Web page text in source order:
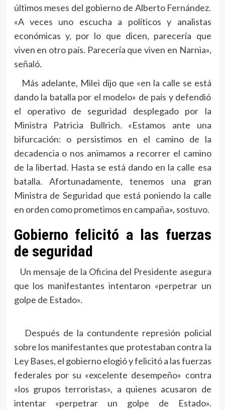
últimos meses del gobierno de Alberto Fernández.
«A veces uno escucha a políticos y analistas
económicas y, por lo que dicen, parecería que
viven en otro país. Parecería que viven en Narnia»,
señaló.
Más adelante, Milei dijo que «en la calle se está
dando la batalla por el modelo» de país y defendió
el operativo de seguridad desplegado por la
Ministra Patricia Bullrich. «Estamos ante una
bifurcación: o persistimos en el camino de la
decadencia o nos animamos a recorrer el camino
de la libertad. Hasta se está dando en la calle esa
batalla. Afortunadamente, tenemos una gran
Ministra de Seguridad que está poniendo la calle
en orden como prometimos en campaña», sostuvo.
Gobierno felicitó a las fuerzas
de seguridad
Un mensaje de la Oficina del Presidente asegura
que los manifestantes intentaron «perpetrar un
golpe de Estado».
Después de la contundente represión policial
sobre los manifestantes que protestaban contra la
Ley Bases, el gobierno elogió y felicitó a las fuerzas
federales por su «excelente desempeño» contra
«los grupos terroristas», a quienes acusaron de
intentar «perpetrar un golpe de Estado».